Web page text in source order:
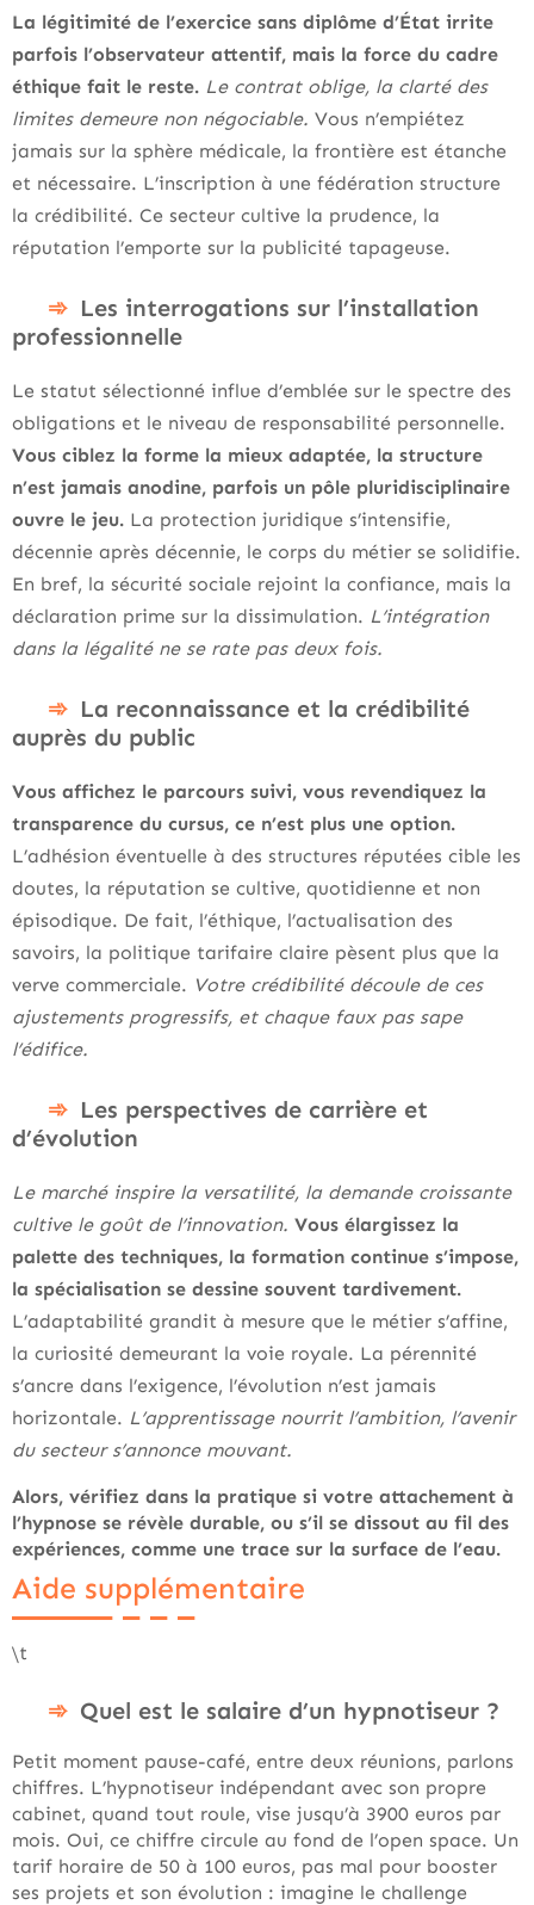
La légitimité de l’exercice sans diplôme d’État irrite
parfois l’observateur attentif, mais la force du cadre
éthique fait le reste. Le contrat oblige, la clarté des
limites demeure non négociable. Vous n’empiétez
jamais sur la sphère médicale, la frontière est étanche
et nécessaire. L’inscription à une fédération structure
la crédibilité. Ce secteur cultive la prudence, la
réputation l’emporte sur la publicité tapageuse.
Les interrogations sur l’installation
professionnelle
Le statut sélectionné influe d’emblée sur le spectre des
obligations et le niveau de responsabilité personnelle.
Vous ciblez la forme la mieux adaptée, la structure
n’est jamais anodine, parfois un pôle pluridisciplinaire
ouvre le jeu. La protection juridique s’intensifie,
décennie après décennie, le corps du métier se solidifie.
En bref, la sécurité sociale rejoint la confiance, mais la
déclaration prime sur la dissimulation. L’intégration
dans la légalité ne se rate pas deux fois.
La reconnaissance et la crédibilité
auprès du public
Vous affichez le parcours suivi, vous revendiquez la
transparence du cursus, ce n’est plus une option.
L’adhésion éventuelle à des structures réputées cible les
doutes, la réputation se cultive, quotidienne et non
épisodique. De fait, l’éthique, l’actualisation des
savoirs, la politique tarifaire claire pèsent plus que la
verve commerciale. Votre crédibilité découle de ces
ajustements progressifs, et chaque faux pas sape
l’édifice.
Les perspectives de carrière et
d’évolution
Le marché inspire la versatilité, la demande croissante
cultive le goût de l’innovation. Vous élargissez la
palette des techniques, la formation continue s’impose,
la spécialisation se dessine souvent tardivement.
L’adaptabilité grandit à mesure que le métier s’affine,
la curiosité demeurant la voie royale. La pérennité
s’ancre dans l’exigence, l’évolution n’est jamais
horizontale. L’apprentissage nourrit l’ambition, l’avenir
du secteur s’annonce mouvant.
Alors, vérifiez dans la pratique si votre attachement à
l’hypnose se révèle durable, ou s’il se dissout au fil des
expériences, comme une trace sur la surface de l’eau.
Aide supplémentaire
\t
Quel est le salaire d’un hypnotiseur ?
Petit moment pause-café, entre deux réunions, parlons
chiffres. L’hypnotiseur indépendant avec son propre
cabinet, quand tout roule, vise jusqu’à 3900 euros par
mois. Oui, ce chiffre circule au fond de l’open space. Un
tarif horaire de 50 à 100 euros, pas mal pour booster
ses projets et son évolution : imagine le challenge